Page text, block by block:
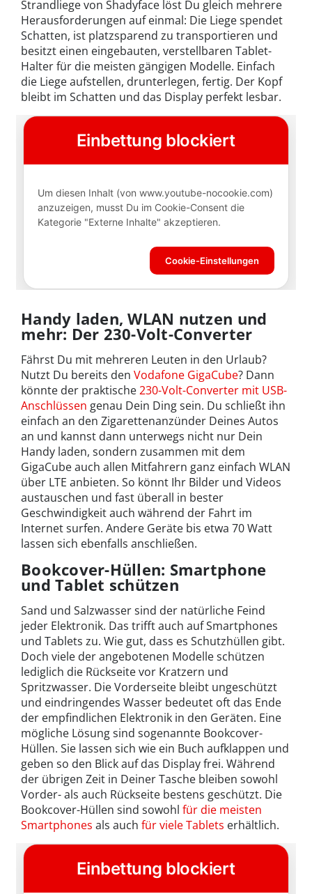
Strandliege von Shadyface löst Du gleich mehrere
Herausforderungen auf einmal: Die Liege spendet
Schatten, ist platzsparend zu transportieren und
besitzt einen eingebauten, verstellbaren Tablet-
Halter für die meisten gängigen Modelle. Einfach
die Liege aufstellen, drunterlegen, fertig. Der Kopf
bleibt im Schatten und das Display perfekt lesbar.
Handy laden, WLAN nutzen und
mehr: Der 230-Volt-Converter
Fährst Du mit mehreren Leuten in den Urlaub?
Nutzt Du bereits den Vodafone GigaCube? Dann
könnte der praktische230-Volt-Converter mit USB-
Anschlüssen genau Dein Ding sein. Du schließt ihn
einfach an den Zigarettenanzünder Deines Autos
an und kannst dann unterwegs nicht nur Dein
Handy laden, sondern zusammen mit dem
GigaCube auch allen Mitfahrern ganz einfach WLAN
über LTE anbieten. So könnt Ihr Bilder und Videos
austauschen und fast überall in bester
Geschwindigkeit auch während der Fahrt im
Internet surfen. Andere Geräte bis etwa 70 Watt
lassen sich ebenfalls anschließen.
Bookcover-Hüllen: Smartphone
und Tablet schützen
Sand und Salzwasser sind der natürliche Feind
jeder Elektronik. Das trifft auch auf Smartphones
und Tablets zu. Wie gut, dass es Schutzhüllen gibt.
Doch viele der angebotenen Modelle schützen
lediglich die Rückseite vor Kratzern und
Spritzwasser. Die Vorderseite bleibt ungeschützt
und eindringendes Wasser bedeutet oft das Ende
der empfindlichen Elektronik in den Geräten. Eine
mögliche Lösung sind sogenannte Bookcover-
Hüllen. Sie lassen sich wie ein Buch aufklappen und
geben so den Blick auf das Display frei. Während
der übrigen Zeit in Deiner Tasche bleiben sowohl
Vorder- als auch Rückseite bestens geschützt. Die
Bookcover-Hüllen sind sowohl für die meisten
Smartphones als auch für viele Tablets erhältlich.